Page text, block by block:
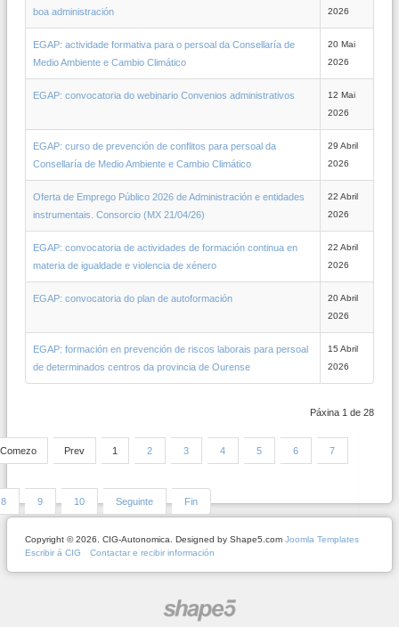
boa administración
2026
EGAP: actividade formativa para o persoal da Consellaría de
Medio Ambiente e Cambio Climático
20 Mai
2026
EGAP: convocatoria do webinario Convenios administrativos
12 Mai
2026
EGAP: curso de prevención de conflitos para persoal da
Consellaría de Medio Ambiente e Cambio Climático
29 Abril
2026
Oferta de Emprego Público 2026 de Administración e entidades
instrumentais. Consorcio (MX 21/04/26)
22 Abril
2026
EGAP: convocatoria de actividades de formación continua en
materia de igualdade e violencia de xénero
22 Abril
2026
EGAP: convocatoria do plan de autoformación
20 Abril
2026
EGAP: formación en prevención de riscos laborais para persoal
de determinados centros da provincia de Ourense
15 Abril
2026
Páxina 1 de 28
Comezo Prev 1 2 3 4 5 6 7
8 9 10 Seguinte Fin
Copyright © 2026. CIG-Autonomica. Designed by Shape5.com Joomla Templates
Escribir á CIG
Contactar e recibir información